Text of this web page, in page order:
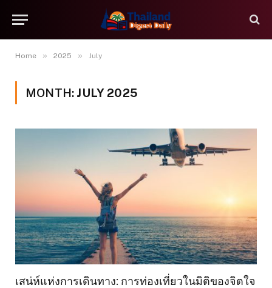
Home » 2025 » July
MONTH: JULY 2025
เสน่ห์แห่งการเดินทาง: การท่องเที่ยวในมิติของจิตใจ